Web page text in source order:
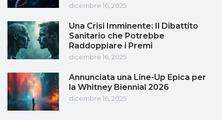
dicembre 16, 2025
Una Crisi Imminente: Il Dibattito
Sanitario che Potrebbe
Raddoppiare i Premi
dicembre 16, 2025
Annunciata una Line-Up Epica per
la Whitney Biennial 2026
dicembre 16, 2025